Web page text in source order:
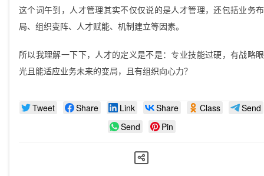
这个词午到，人才管理其实不仅仅说的是人才管理，还包括业务布
局、组织变阵、人才赋能、机制建立等因素。
所以我理解一下下，人才的定义是不是：专业技能过硬，有战略眼
光且能适应业务未来的变局，且有组织向心力？
Tweet Share Link Share Class
Send
Send
Pin